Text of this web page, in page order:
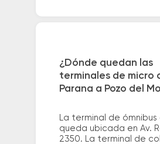
¿Dónde quedan las
terminales de micro
Parana a Pozo del
La terminal de
queda ubicada en Av.
2350. La terminal de